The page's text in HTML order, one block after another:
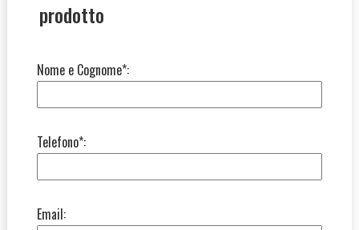
prodotto
Nome e Cognome*:
Telefono*:
Email: